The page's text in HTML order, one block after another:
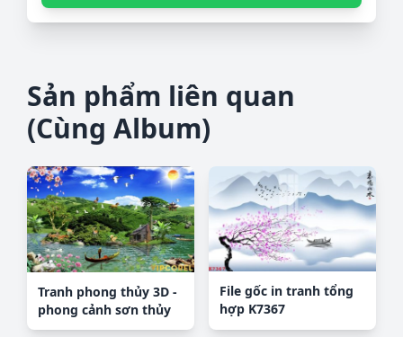
Sản phẩm liên quan
(Cùng Album)
Tranh phong thủy 3D -
phong cảnh sơn thủy
hữu tình #80
File gốc in tranh tổng
hợp K7367